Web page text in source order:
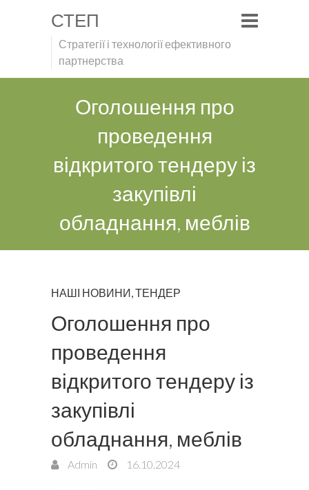
СТЕП
Стратегії і технології ефективного
партнерства
Оголошення про
проведення
відкритого тендеру із
закупівлі
обладнання, меблів
НАШІ НОВИНИ,ТЕНДЕР
Оголошення про
проведення
відкритого тендеру із
закупівлі
обладнання, меблів
Admin 16.10.2024